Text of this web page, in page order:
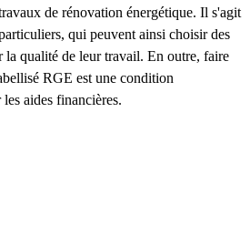
de rénovation énergétique. Il s'agit
qui peuvent ainsi choisir des
la qualité de leur travail. En outre, faire
RGE est une condition
aides financières.